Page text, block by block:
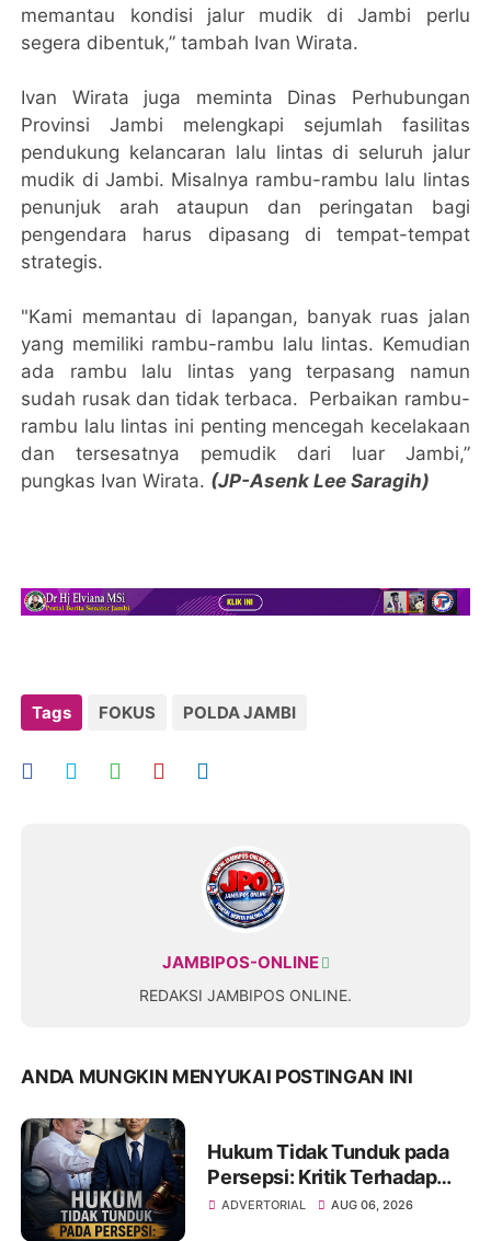
memantau kondisi jalur mudik di Jambi perlu
segera dibentuk,” tambah Ivan Wirata.
Ivan Wirata juga meminta Dinas Perhubungan
Provinsi Jambi melengkapi sejumlah fasilitas
pendukung kelancaran lalu lintas di seluruh jalur
mudik di Jambi. Misalnya rambu-rambu lalu lintas
penunjuk arah ataupun dan peringatan bagi
pengendara harus dipasang di tempat-tempat
strategis.
"Kami memantau di lapangan, banyak ruas jalan
yang memiliki rambu-rambu lalu lintas. Kemudian
ada rambu lalu lintas yang terpasang namun
sudah rusak dan tidak terbaca. Perbaikan rambu-
rambu lalu lintas ini penting mencegah kecelakaan
dan tersesatnya pemudik dari luar Jambi,”
pungkas Ivan Wirata. (JP-Asenk Lee Saragih)
Tags FOKUS POLDA JAMBI
JAMBIPOS-ONLINE
REDAKSI JAMBIPOS ONLINE.
ANDA MUNGKIN MENYUKAI POSTINGAN INI
Hukum Tidak Tunduk pada
Persepsi: Kritik Terhadap
Monopoli Kebenaran oleh
ADVERTORIAL AUG 06, 2026